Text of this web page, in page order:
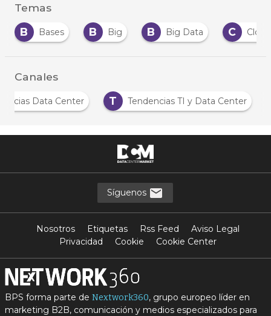
Temas
B
Big B Big Data C Cloud D Data
Canales
N
Noticias Data Center T Tendencias TI y Data
Síguenos
Nosotros Etiquetas Rss Feed
Aviso Legal
Privacidad
Cookie Cookie Center
BPS forma parte de Nextwork360, grupo europeo líder en
marketing B2B, comunicación y medios especializados para